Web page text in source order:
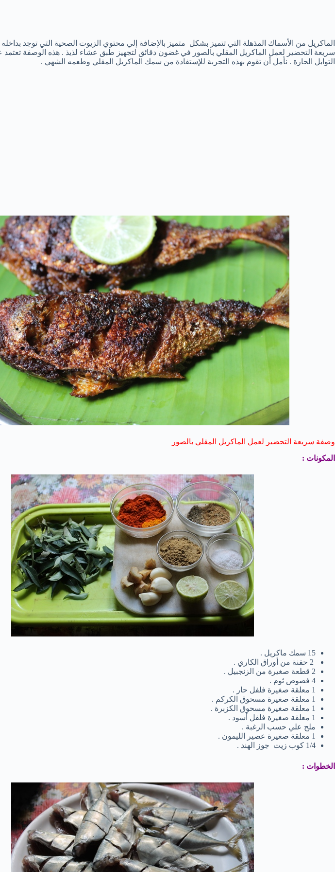
الماكريل من الأسماك المذهلة التي تتميز بشكل متميز بالإضافة إلي محتوي الزيوت الصحية التي توجد
سريعة التحضير لعمل الماكريل المقلي بالصور في غضون دقائق لتجهيز طبق عشاء لذيذ . هذه الوصفة
التوابل الحارة . نأمل أن تقوم بهذه التجربة للإستفادة من سمك الماكريل المقلي وطعمه الشهي .
وصفة سريعة التحضير لعمل الماكريل المقلي بالصور
المكونات :
15 سمك ماكريل .
2 قطعة صغيرة من الزنجبيل .
4 فصوص ثوم .
1 معلقة صغيرة فلفل حار .
1 معلقة صغيرة مسحوق الكركم .
1 معلقة صغيرة مسحوق الكزبرة .
1 معلقة صغيرة فلفل أسود .
ملح علي حسب الرغبة .
1 معلقة صغيرة عصير الليمون .
1/4 كوب زيت جوز الهند .
الخطوات :